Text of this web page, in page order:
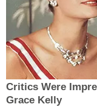
Critics Were
Grace Kelly